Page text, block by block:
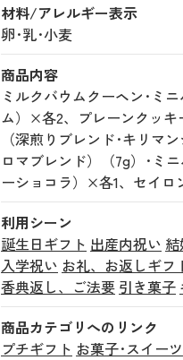
材料/アレルギー表示
卵･乳･小麦
商品内容
ミルクバウムクーヘン･ミ
ム）×各2、プレーンクッ
（深煎りブレンド･キリマ
ロマブレンド）（7g）･ミ
ーショコラ）×各1、セイ
利用シーン
誕生日ギフト 出産内祝い
入学祝い お礼、お返しギフ
香典返し、ご法要 引き菓子
商品カテゴリへのリンク
プチギフト お菓子･スイーツ